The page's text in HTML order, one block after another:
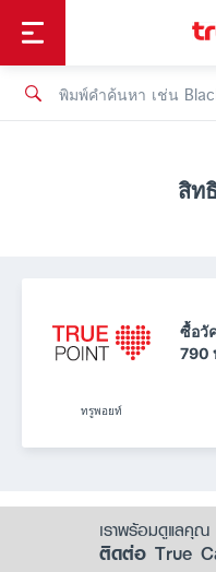
ลูกค้าบุคคล
ช้อป
เทรนด์เทคโนโลยี
สิท
ซื้อวั
ทรูพอยท์
เราพร้อมดูแลคุณ
ติดต่อ True